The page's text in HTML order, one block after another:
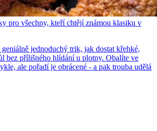
pro všechny, kteří chtějí známou klasiku v
jednoduchý trik, jak dostat křehké,
bez přílišného hlídání u plotny. Obalíte ve
ale pořadí je obrácené - a pak trouba udělá